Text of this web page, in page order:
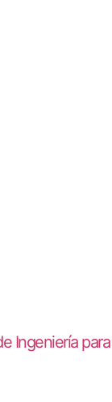
Ingeniería para